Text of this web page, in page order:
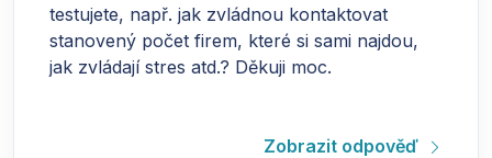
testujete, např. jak zvládnou kontaktovat
stanovený počet firem, které si sami najdou,
jak zvládají stres atd.? Děkuji moc.
Zobrazit odpověď